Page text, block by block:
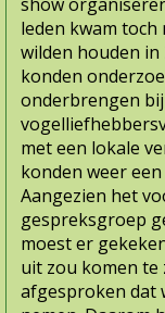
leden kwam
wilden houden in
konden
onderbrengen
met een lokale
konden weer
Aangezien het
gespreksgroep
moest er
uit zou komen te
afgesproken dat